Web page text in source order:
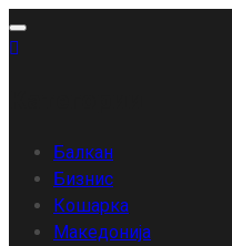
Skip
to
Балкан
Бизнис
Кошарка
Македонија